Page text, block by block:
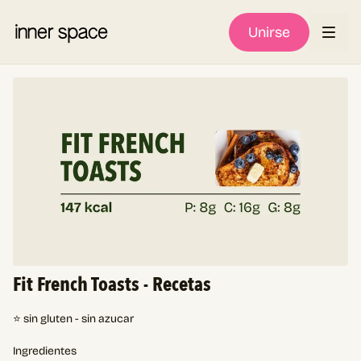
Unirse
Fit French Toasts - Recetas
⭐ sin gluten - sin azucar
Ingredientes